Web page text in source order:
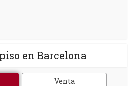
en Barcelona
Venta